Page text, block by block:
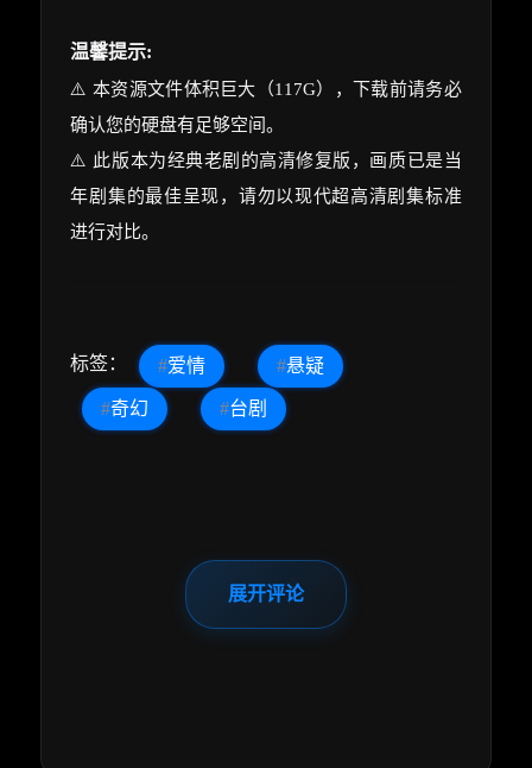
温馨提示:
⚠️ 本资源文件体积巨大（117G），下载前请务必
确认您的硬盘有足够空间。
⚠️ 此版本为经典老剧的高清修复版，画质已是当
年剧集的最佳呈现，请勿以现代超高清剧集标准
进行对比。
标签： #爱情 #悬疑
#奇幻 #台剧
展开评论